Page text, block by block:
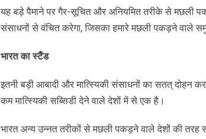
यह बड़े पैमाने पर गैर-सूचित और अनियमित तरीके से मछली
संसाधनों से वंचित करेगा, जिसका हमारे मछली पकड़ने वाले
भारत का स्टैंड
इतनी बड़ी आबादी और मात्स्यिकी संसाधनों का सतत् दोहन
कम मात्स्यिकी सब्सिडी देने वाले देशों में से एक है।
भारत अन्य उन्नत तरीकों से मछली पकड़ने वाले देशों की तरह